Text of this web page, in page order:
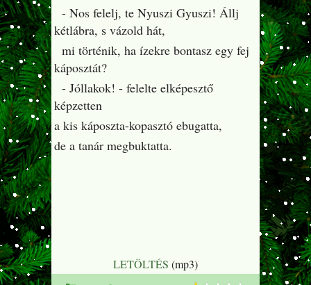
- Nos felelj, te Nyuszi Gyuszi! Állj
kétlábra, s vázold hát,
mi történik, ha ízekre bontasz egy fej
káposztát?
- Jóllakok! - felelte elképesztő
képzetten
a kis káposzta-kopasztó ebugatta,
de a tanár megbuktatta.
LETÖLTÉS (mp3)